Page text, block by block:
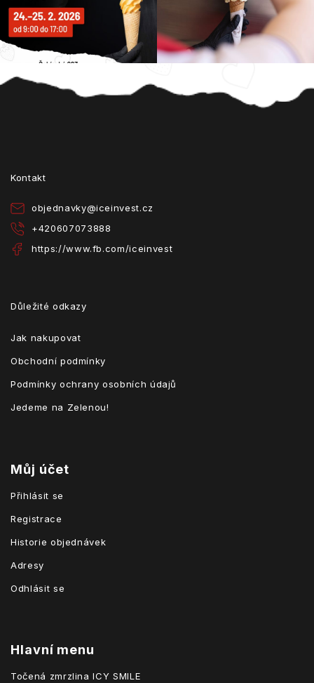
Kontakt
objednavky@iceinvest.cz
+420607073888
https://www.fb.com/iceinvest
Důležité odkazy
Jak nakupovat
Obchodní podmínky
Podmínky ochrany osobních údajů
Jedeme na Zelenou!
Můj účet
Přihlásit se
Registrace
Historie objednávek
Adresy
Odhlásit se
Hlavní menu
Točená zmrzlina ICY SMILE